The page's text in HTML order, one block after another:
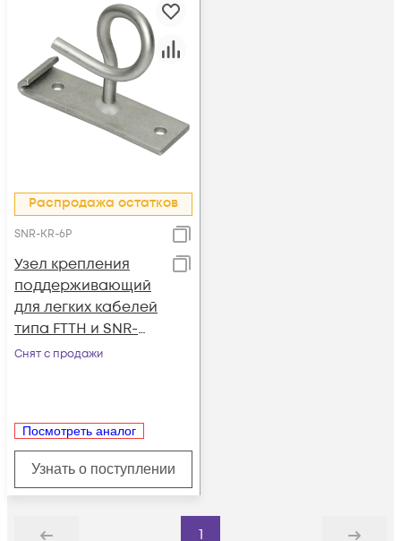
Распродажа остатков
SNR-KR-6P
Узел крепления
поддерживающий
для легких кабелей
типа FTTH и SNR-
FOCA-UT1
Снят с продажи
Посмотреть аналог
Узнать о поступлении
1